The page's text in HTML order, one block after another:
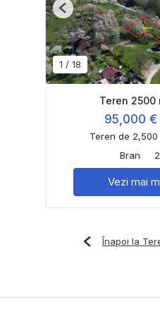
1 / 18
Previous
Teren 2500
95,000 €
Teren de
Bran
Vezi mai
Înapoi la